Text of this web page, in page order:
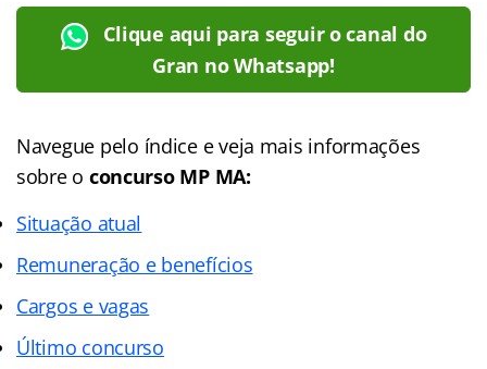
Clique aqui para seguir o canal do
Gran no Whatsapp!
Navegue pelo índicee veja mais informações
sobre o concurso MP MA:
Situação atual
Remuneração e benefícios
Cargos e vagas
Último concurso